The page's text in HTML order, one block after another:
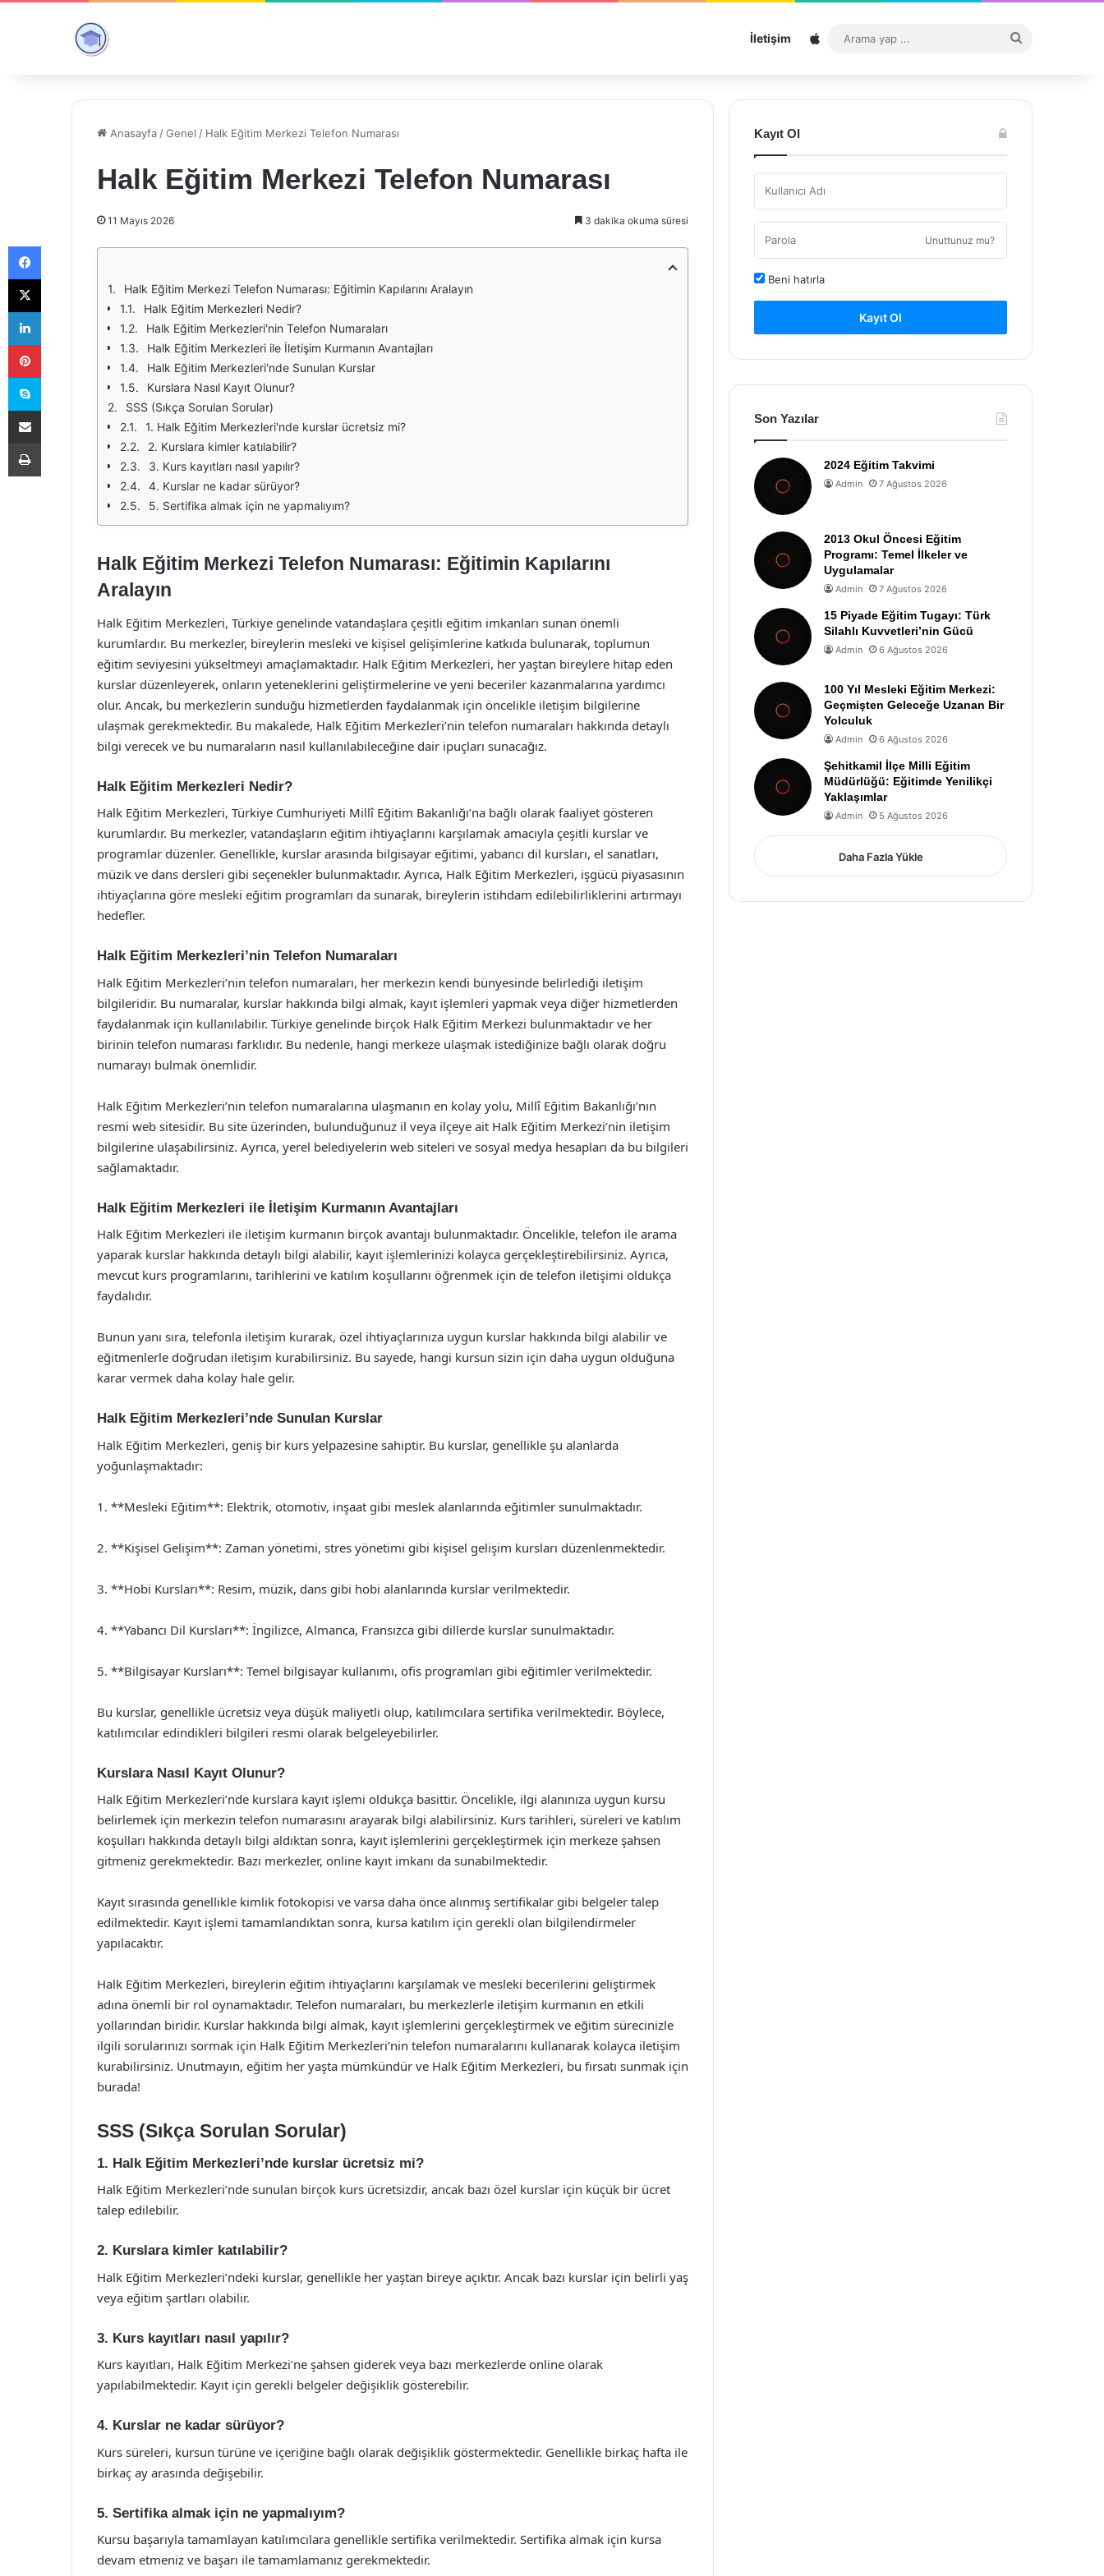
İletişim Sitemap
...
Anasayfa /Genel / Halk Eğitim Merkezi Telefon Numarası
Halk Eğitim Merkezi Telefon Numarası
11 Mayıs 2026 3 dakika okuma süresi
Halk Eğitim Merkezi Telefon Numarası: Eğitimin Kapılarını Aralayın
Halk Eğitim Merkezleri Nedir?
Halk Eğitim Merkezleri'nin Telefon Numaraları
Halk Eğitim Merkezleri ile İletişim Kurmanın Avantajları
Halk Eğitim Merkezleri'nde Sunulan Kurslar
Kurslara Nasıl Kayıt Olunur?
SSS (Sıkça Sorulan Sorular)
1. Halk Eğitim Merkezleri'nde kurslar ücretsiz mi?
2. Kurslara kimler katılabilir?
3. Kurs kayıtları nasıl yapılır?
4. Kurslar ne kadar sürüyor?
5. Sertifika almak için ne yapmalıyım?
Halk Eğitim Merkezi Telefon Numarası: Eğitimin Kapılarını
Aralayın
Halk Eğitim Merkezleri, Türkiye genelinde vatandaşlara çeşitli eğitim imkanları sunan önemli
kurumlardır. Bu merkezler, bireylerin mesleki ve kişisel gelişimlerine katkıda bulunarak, toplumun
eğitim seviyesini yükseltmeyi amaçlamaktadır. Halk Eğitim Merkezleri, her yaştan bireylere hitap eden
kurslar düzenleyerek, onların yeteneklerini geliştirmelerine ve yeni beceriler kazanmalarına yardımcı
olur. Ancak, bu merkezlerin sunduğu hizmetlerden faydalanmak için öncelikle iletişim bilgilerine
ulaşmak gerekmektedir. Bu makalede, Halk Eğitim Merkezleri’nin telefon numaraları hakkında detaylı
bilgi verecek ve bu numaraların nasıl kullanılabileceğine dair ipuçları sunacağız.
Halk Eğitim Merkezleri Nedir?
Halk Eğitim Merkezleri, Türkiye Cumhuriyeti Millî Eğitim Bakanlığı’na bağlı olarak faaliyet gösteren
kurumlardır. Bu merkezler, vatandaşların eğitim ihtiyaçlarını karşılamak amacıyla çeşitli kurslar ve
programlar düzenler. Genellikle, kurslar arasında bilgisayar eğitimi, yabancı dil kursları, el sanatları,
müzik ve dans dersleri gibi seçenekler bulunmaktadır. Ayrıca, Halk Eğitim Merkezleri, işgücü piyasasının
ihtiyaçlarına göre mesleki eğitim programları da sunarak, bireylerin istihdam edilebilirliklerini artırmayı
hedefler.
Halk Eğitim Merkezleri’nin Telefon Numaraları
Halk Eğitim Merkezleri’nin telefon numaraları, her merkezin kendi bünyesinde belirlediği iletişim
bilgileridir. Bu numaralar, kurslar hakkında bilgi almak, kayıt işlemleri yapmak veya diğer hizmetlerden
faydalanmak için kullanılabilir. Türkiye genelinde birçok Halk Eğitim Merkezi bulunmaktadır ve her
birinin telefon numarası farklıdır. Bu nedenle, hangi merkeze ulaşmak istediğinize bağlı olarak doğru
numarayı bulmak önemlidir.
Halk Eğitim Merkezleri’nin telefon numaralarına ulaşmanın en kolay yolu, Millî Eğitim Bakanlığı’nın
resmi web sitesidir. Bu site üzerinden, bulunduğunuz il veya ilçeye ait Halk Eğitim Merkezi’nin iletişim
bilgilerine ulaşabilirsiniz. Ayrıca, yerel belediyelerin web siteleri ve sosyal medya hesapları da bu bilgileri
sağlamaktadır.
Halk Eğitim Merkezleri ile İletişim Kurmanın Avantajları
Halk Eğitim Merkezleri ile iletişim kurmanın birçok avantajı bulunmaktadır. Öncelikle, telefon ile arama
yaparak kurslar hakkında detaylı bilgi alabilir, kayıt işlemlerinizi kolayca gerçekleştirebilirsiniz. Ayrıca,
mevcut kurs programlarını, tarihlerini ve katılım koşullarını öğrenmek için de telefon iletişimi oldukça
faydalıdır.
Bunun yanı sıra, telefonla iletişim kurarak, özel ihtiyaçlarınıza uygun kurslar hakkında bilgi alabilir ve
eğitmenlerle doğrudan iletişim kurabilirsiniz. Bu sayede, hangi kursun sizin için daha uygun olduğuna
karar vermek daha kolay hale gelir.
Halk Eğitim Merkezleri’nde Sunulan Kurslar
Halk Eğitim Merkezleri, geniş bir kurs yelpazesine sahiptir. Bu kurslar, genellikle şu alanlarda
yoğunlaşmaktadır:
1. **Mesleki Eğitim**: Elektrik, otomotiv, inşaat gibi meslek alanlarında eğitimler sunulmaktadır.
2. **Kişisel Gelişim**: Zaman yönetimi, stres yönetimi gibi kişisel gelişim kursları düzenlenmektedir.
3. **Hobi Kursları**: Resim, müzik, dans gibi hobi alanlarında kurslar verilmektedir.
4. **Yabancı Dil Kursları**: İngilizce, Almanca, Fransızca gibi dillerde kurslar sunulmaktadır.
5. **Bilgisayar Kursları**: Temel bilgisayar kullanımı, ofis programları gibi eğitimler verilmektedir.
Bu kurslar, genellikle ücretsiz veya düşük maliyetli olup, katılımcılara sertifika verilmektedir. Böylece,
katılımcılar edindikleri bilgileri resmi olarak belgeleyebilirler.
Kurslara Nasıl Kayıt Olunur?
Halk Eğitim Merkezleri’nde kurslara kayıt işlemi oldukça basittir. Öncelikle, ilgi alanınıza uygun kursu
belirlemek için merkezin telefon numarasını arayarak bilgi alabilirsiniz. Kurs tarihleri, süreleri ve katılım
koşulları hakkında detaylı bilgi aldıktan sonra, kayıt işlemlerini gerçekleştirmek için merkeze şahsen
gitmeniz gerekmektedir. Bazı merkezler, online kayıt imkanı da sunabilmektedir.
Kayıt sırasında genellikle kimlik fotokopisi ve varsa daha önce alınmış sertifikalar gibi belgeler talep
edilmektedir. Kayıt işlemi tamamlandıktan sonra, kursa katılım için gerekli olan bilgilendirmeler
yapılacaktır.
Halk Eğitim Merkezleri, bireylerin eğitim ihtiyaçlarını karşılamak ve mesleki becerilerini geliştirmek
adına önemli bir rol oynamaktadır. Telefon numaraları, bu merkezlerle iletişim kurmanın en etkili
yollarından biridir. Kurslar hakkında bilgi almak, kayıt işlemlerini gerçekleştirmek ve eğitim sürecinizle
ilgili sorularınızı sormak için Halk Eğitim Merkezleri’nin telefon numaralarını kullanarak kolayca iletişim
kurabilirsiniz. Unutmayın, eğitim her yaşta mümkündür ve Halk Eğitim Merkezleri, bu fırsatı sunmak için
burada!
SSS (Sıkça Sorulan Sorular)
1. Halk Eğitim Merkezleri’nde kurslar ücretsiz mi?
Halk Eğitim Merkezleri’nde sunulan birçok kurs ücretsizdir, ancak bazı özel kurslar için küçük bir ücret
talep edilebilir.
2. Kurslara kimler katılabilir?
Halk Eğitim Merkezleri’ndeki kurslar, genellikle her yaştan bireye açıktır. Ancak bazı kurslar için belirli yaş
veya eğitim şartları olabilir.
3. Kurs kayıtları nasıl yapılır?
Kurs kayıtları, Halk Eğitim Merkezi’ne şahsen giderek veya bazı merkezlerde online olarak
yapılabilmektedir. Kayıt için gerekli belgeler değişiklik gösterebilir.
4. Kurslar ne kadar sürüyor?
Kurs süreleri, kursun türüne ve içeriğine bağlı olarak değişiklik göstermektedir. Genellikle birkaç hafta ile
birkaç ay arasında değişebilir.
5. Sertifika almak için ne yapmalıyım?
Kursu başarıyla tamamlayan katılımcılara genellikle sertifika verilmektedir. Sertifika almak için kursa
devam etmeniz ve başarı ile tamamlamanız gerekmektedir.
Kayıt Ol
Unuttunuz mu?
Beni hatırla
Kayıt Ol
Son Yazılar
2024 Eğitim Takvimi
Admin 7 Ağustos 2026
2013 Okul Öncesi Eğitim
Programı: Temel İlkeler ve
Uygulamalar
Admin 7 Ağustos 2026
15 Piyade Eğitim Tugayı: Türk
Silahlı Kuvvetleri’nin Gücü
Admin 6 Ağustos 2026
100 Yıl Mesleki Eğitim Merkezi:
Geçmişten Geleceğe Uzanan Bir
Yolculuk
Admin 6 Ağustos 2026
Şehitkamil İlçe Milli Eğitim
Müdürlüğü: Eğitimde Yenilikçi
Yaklaşımlar
Admin 5 Ağustos 2026
Daha Fazla Yükle
Facebook
X
LinkedIn
Pinterest
Skype
E-Posta ile paylaş